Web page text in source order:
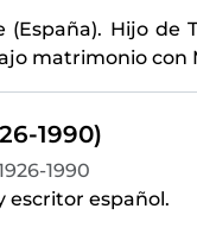
Hijo de
matrimonio con
1990)
1990
escritor español.